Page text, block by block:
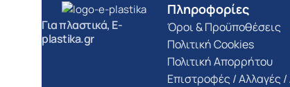
Για πλαστικά, E-
plastika.gr
Πληροφορίες
Όροι & Προϋποθέσεις
Πολιτική Cookies
Πολιτική Απορρήτου
Επιστροφές / Αλλαγές